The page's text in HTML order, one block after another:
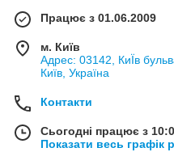
Працює з 01.06.2009
м. Київ
Адрес: 03142, КиЇв
Київ, Україна
Контакти
Сьогодні працює з
Показати весь графік